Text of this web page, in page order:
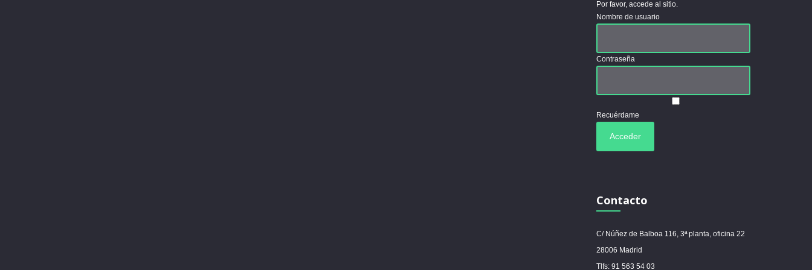
Por favor, accede al sitio.
Nombre de usuario
Contraseña
Recuérdame
Contacto
C/ Núñez de Balboa 116, 3ª planta, oficina 22
28006 Madrid
Tlfs: 91 563 54 03